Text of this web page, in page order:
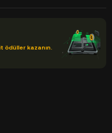
ödüller kazanın.